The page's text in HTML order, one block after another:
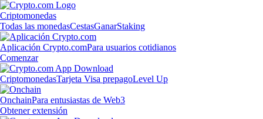
Criptomonedas
Todas las monedasCestasGanarStaking
Aplicación Crypto.comPara usuarios cotidianos
Comenzar
CriptomonedasTarjeta Visa prepagoLevel Up
OnchainPara entusiastas de Web3
Obtener extensión